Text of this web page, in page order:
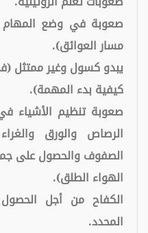
صعوبة في وضع المهام
مسار العوائق).
يبدو كسول وغير ممتثل
كيفية بدء المهمة).
صعوبة تنظيم الأشياء
الرصاص والورق
الصفوف والحصول على
الهواء الطلق).
الكفاح من أجل
المحدد.